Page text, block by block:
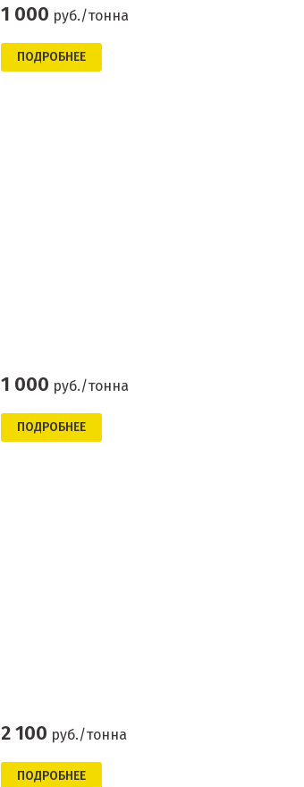
1 000 руб./тонна
ПОДРОБНЕЕ
1 000 руб./тонна
ПОДРОБНЕЕ
2 100 руб./тонна
ПОДРОБНЕЕ